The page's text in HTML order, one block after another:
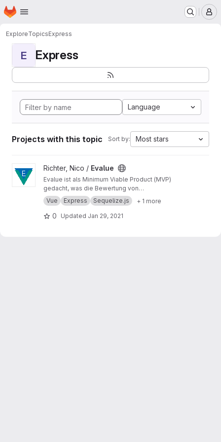
Skip to main content
Homepage
ExploreTopicsExpress
E Express
Language
Projects with this topic Sort by: Most stars
View Evalue project
Richter, Nico / Evalue
Evalue ist als Minimum Viable Product (MVP)
gedacht, was die Bewertung von
audiovisuellen Medien vereinfacht, um
großflächig quantitative Umfragen durchführen
zu können.
Vue Express Sequelize.js + 1 more
0 Updated Jan 29, 2021